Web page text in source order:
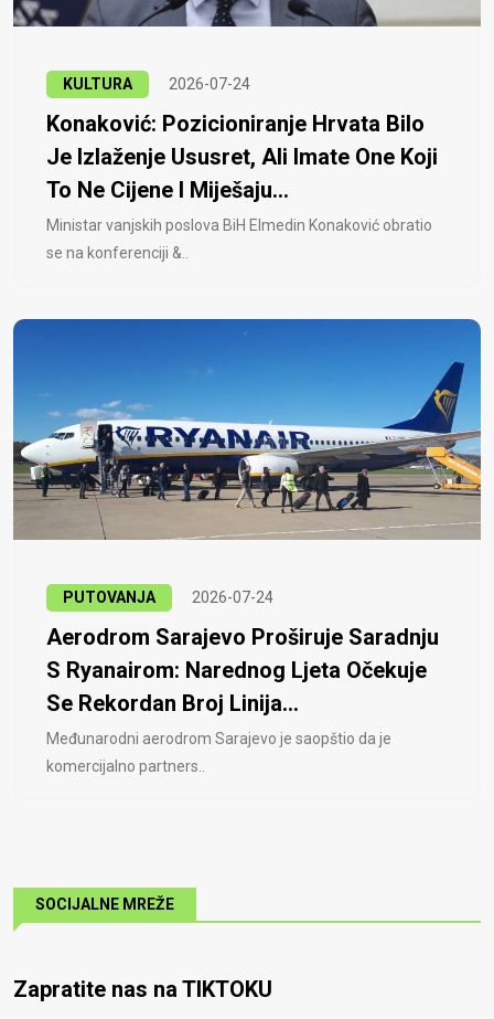
KULTURA 2026-07-24
Konaković: Pozicioniranje Hrvata Bilo
Je Izlaženje Ususret, Ali Imate One Koji
To Ne Cijene I Miješaju...
Ministar vanjskih poslova BiH Elmedin Konaković obratio
se na konferenciji &..
PUTOVANJA 2026-07-24
Aerodrom Sarajevo Proširuje Saradnju
S Ryanairom: Narednog Ljeta Očekuje
Se Rekordan Broj Linija...
Međunarodni aerodrom Sarajevo je saopštio da je
komercijalno partners..
SOCIJALNE MREŽE
Zapratite nas na TIKTOKU